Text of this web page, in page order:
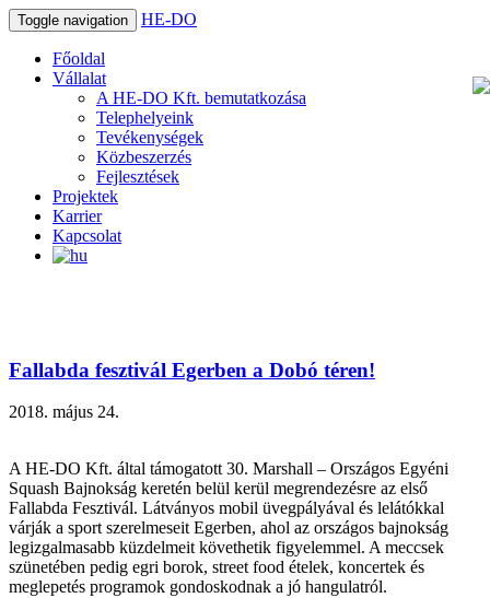
Toggle navigation HE-DO
Főoldal
Vállalat
A HE-DO Kft. bemutatkozása
Telephelyeink
Tevékenységek
Közbeszerzés
Fejlesztések
Projektek
Karrier
Kapcsolat
Fallabda fesztivál Egerben a Dobó téren!
2018. május 24.
A HE-DO Kft. által támogatott 30. Marshall – Országos Egyéni
Squash Bajnokság keretén belül kerül megrendezésre az első
Fallabda Fesztivál. Látványos mobil üvegpályával és lelátókkal
várják a sport szerelmeseit Egerben, ahol az országos bajnokság
legizgalmasabb küzdelmeit követhetik figyelemmel. A meccsek
szünetében pedig egri borok, street food ételek, koncertek és
meglepetés programok gondoskodnak a jó hangulatról.